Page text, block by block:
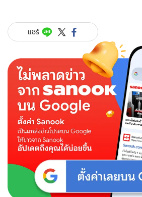
แชร์